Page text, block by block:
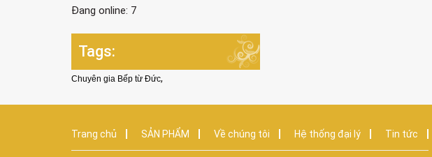
Đang online: 7
Tags:
Chuyên gia Bếp từ Đức,
Trang chủ SẢN PHẨM Về chúng tôi Hệ thống đại lý Tin tức